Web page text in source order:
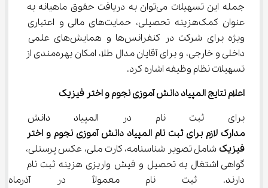
جمله این تسهیلات می‌توان به دریافت حقوق ماهیانه به
عنوان کمک‌هزینه تحصیلی، حمایت‌های مالی و اعتباری
ویژه برای شرکت در کنفرانس‌ها و همایش‌های علمی
داخلی و خارجی، و برای آقایان مدال طلا، امکان بهره‌مندی از
تسهیلات نظام وظیفه اشاره کرد.
اعلام نتایج المپیاد دانش آموزی نجوم و اختر فیزیک
برای ثبت نام در المپیاد دانش
مدارک لازم برای ثبت نام المپیاد دانش آموزی نجوم و اختر
فیزیک شامل تصویر شناسنامه، کارت ملی، عکس پرسنلی،
گواهی اشتغال به تحصیل و فیش واریزی هزینه ثبت نام
دارند. ثبت نام معمولاً در